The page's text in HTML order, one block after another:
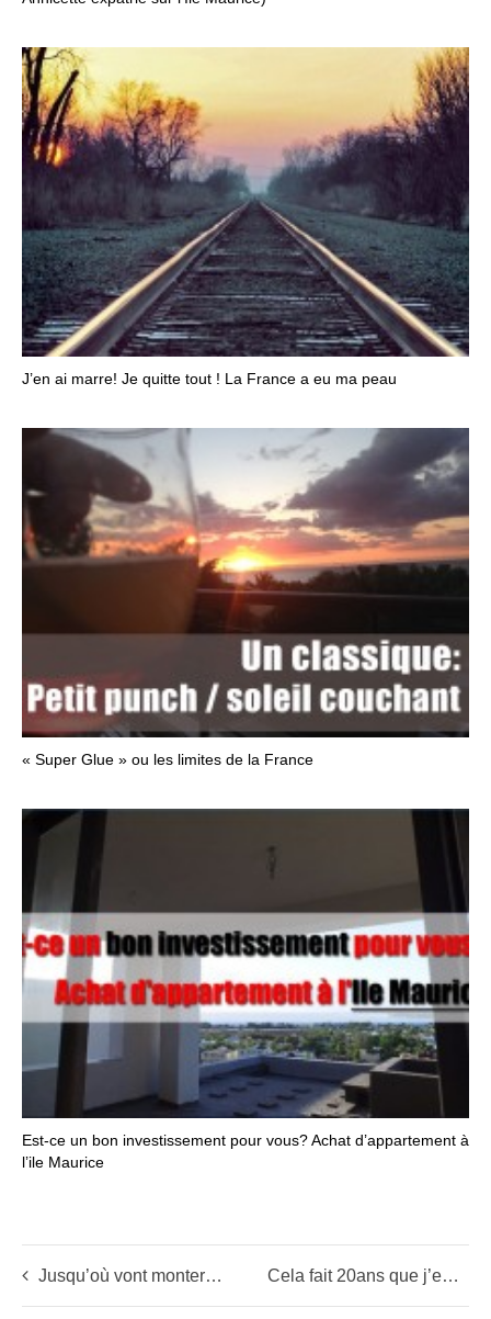
J’en ai marre! Je quitte tout ! La France a eu ma peau
« Super Glue » ou les limites de la France
Est-ce un bon investissement pour vous? Achat d’appartement à
l’ile Maurice
Jusqu’où vont monter les indices (+les 10 actions du moment) Cela fait 20ans que j’en rêve et m’y voilà enfin…expatrié sur l’Ile Maurice !